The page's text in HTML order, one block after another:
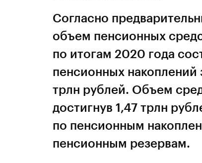
Согласно
объем пенсионных
по итогам 2020 года
пенсионных накоплений
трлн рублей. Объем
достигнув 1,47 трлн
по пенсионным
пенсионным резервам.